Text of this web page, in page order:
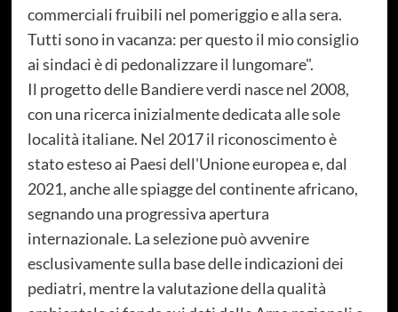
commerciali fruibili nel pomeriggio e alla sera.
Tutti sono in vacanza: per questo il mio consiglio
ai sindaci è di pedonalizzare il lungomare".
Il progetto delle Bandiere verdi nasce nel 2008,
con una ricerca inizialmente dedicata alle sole
località italiane. Nel 2017 il riconoscimento è
stato esteso ai Paesi dell'Unione europea e, dal
2021, anche alle spiagge del continente africano,
segnando una progressiva apertura
internazionale. La selezione può avvenire
esclusivamente sulla base delle indicazioni dei
pediatri, mentre la valutazione della qualità